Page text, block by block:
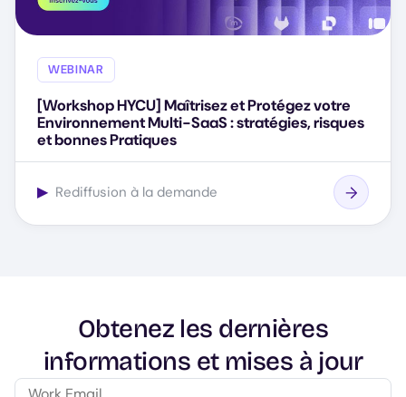
WEBINAR
[Workshop HYCU] Maîtrisez et Protégez votre
Environnement Multi-SaaS : stratégies, risques
et bonnes Pratiques
▶ Rediffusion à la demande
Obtenez les dernières
informations et mises à jour